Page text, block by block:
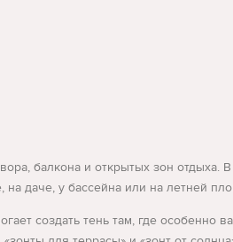
балкона и открытых зон
на даче, у бассейна или на летней
создать тень там, где особенно